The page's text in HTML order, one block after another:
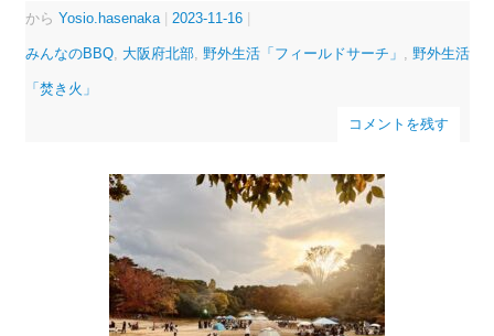
から Yosio.hasenaka 2023-11-16
みんなのBBQ, 大阪府北部, 野外生活「フィールドサーチ」 , 野外生活
「焚き火」
コメントを残す